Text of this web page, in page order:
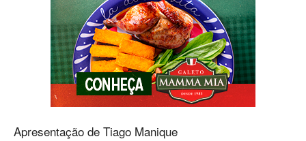
Apresentação de Tiago Manique